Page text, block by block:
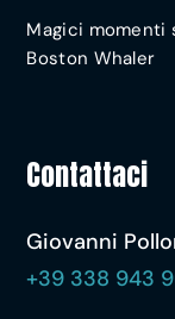
Magici momenti
Boston Whaler
Contattaci
Giovanni
+39 338 943